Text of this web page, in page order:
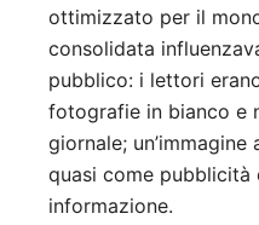
ottimizzato per il
consolidata
pubblico: i lettori
fotografie in bianco e
giornale;
quasi come pubblicità
informazione.